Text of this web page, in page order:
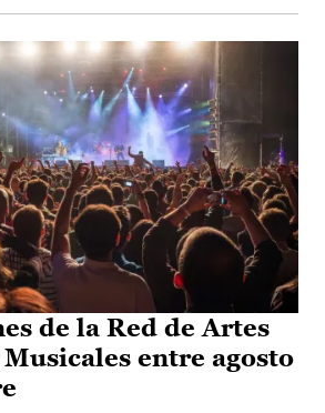
de la Red de Artes
Musicales entre agosto